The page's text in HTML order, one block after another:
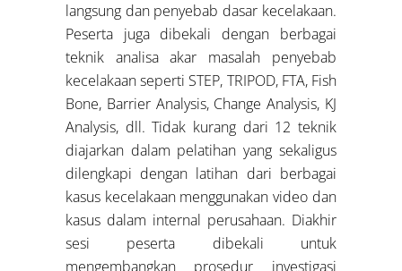
langsung dan penyebab dasar kecelakaan.
Peserta juga dibekali dengan berbagai
teknik analisa akar masalah penyebab
kecelakaan seperti STEP, TRIPOD, FTA, Fish
Bone, Barrier Analysis, Change Analysis, KJ
Analysis, dll. Tidak kurang dari 12 teknik
diajarkan dalam pelatihan yang sekaligus
dilengkapi dengan latihan dari berbagai
kasus kecelakaan menggunakan video dan
kasus dalam internal perusahaan. Diakhir
sesi peserta dibekali untuk
mengembangkan prosedur investigasi